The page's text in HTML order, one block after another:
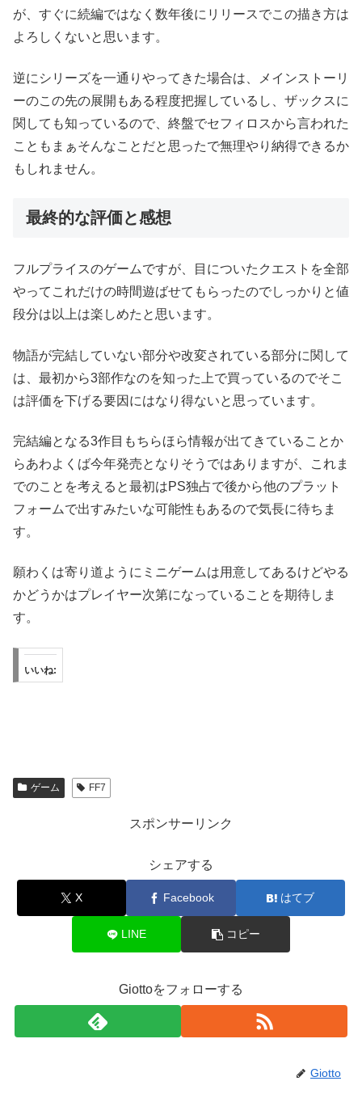
が、すぐに続編ではなく数年後にリリースでこの描き方は
よろしくないと思います。
逆にシリーズを一通りやってきた場合は、メインストーリ
ーのこの先の展開もある程度把握しているし、ザックスに
関しても知っているので、終盤でセフィロスから言われた
こともまぁそんなことだと思ったで無理やり納得できるか
もしれません。
最終的な評価と感想
フルプライスのゲームですが、目についたクエストを全部
やってこれだけの時間遊ばせてもらったのでしっかりと値
段分は以上は楽しめたと思います。
物語が完結していない部分や改変されている部分に関して
は、最初から3部作なのを知った上で買っているのでそこ
は評価を下げる要因にはなり得ないと思っています。
完結編となる3作目もちらほら情報が出てきていることか
らあわよくば今年発売となりそうではありますが、これま
でのことを考えると最初はPS独占で後から他のプラット
フォームで出すみたいな可能性もあるので気長に待ちま
す。
願わくは寄り道ようにミニゲームは用意してあるけどやる
かどうかはプレイヤー次第になっていることを期待しま
す。
いいね:
ゲーム FF7
スポンサーリンク
シェアする
X Facebook はてブ
LINE コピー
Giottoをフォローする
Giotto